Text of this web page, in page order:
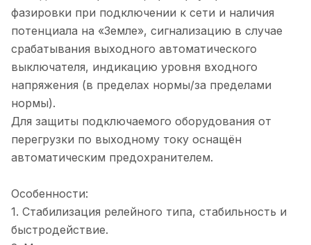
фазировки при подключении к сети и наличия
потенциала на «Земле», сигнализацию в случае
срабатывания выходного автоматического
выключателя, индикацию уровня входного
напряжения (в пределах нормы/за пределами
нормы).
Для защиты подключаемого оборудования от
перегрузки по выходному току оснащён
автоматическим предохранителем.
Особенности:
1. Стабилизация релейного типа, стабильность и
быстродействие.